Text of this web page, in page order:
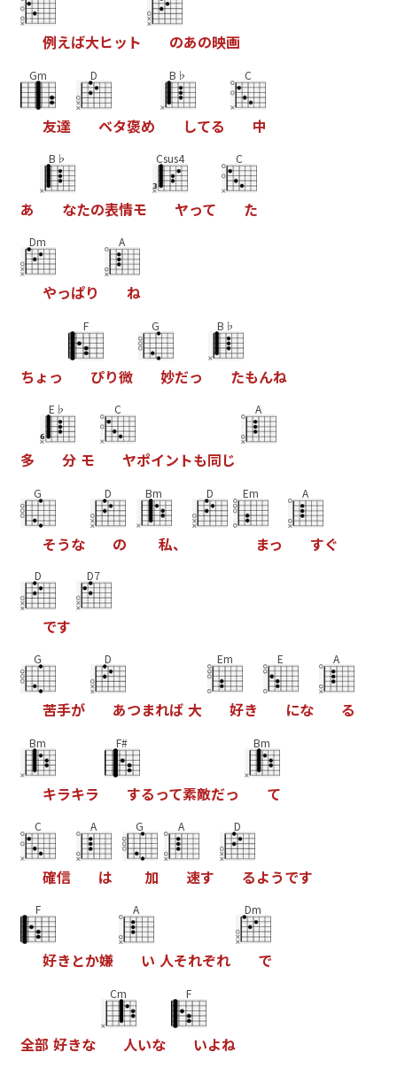
例えば大ヒッ ト のあの映画
Gm
友達
D
ベタ褒め
B♭
してる
C
中
あ
B♭
なたの表情モ
Csus4
ヤって
C
た
Dm
やっぱり
A
ね
ちょ っ
F
ぴり微
G
妙だっ
B♭
たもんね
多
E♭
分 モ
C
ヤポイン トも同じ
A
G
そうな
D
の
Bm
私、
D Em
まっ
A
すぐ
D
です
D7
G
苦手が
D
あつまれば 大
Em
好き
E
にな
A
る
Bm
キラキラ
F#
するって素敵だっ
Bm
て
C
確信
A
は
G
加
A
速す
D
るようです
F
好き とか嫌
A
い 人それぞれ
Dm
で
全部 好きな
Cm
人いな
F
いよね